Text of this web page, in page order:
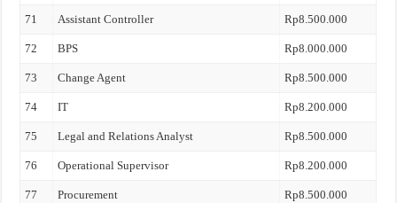
71 Assistant Controller Rp8.500.000
72 BPS Rp8.000.000
73 Change Agent Rp8.500.000
74 IT Rp8.200.000
75 Legal and Relations Analyst Rp8.500.000
76 Operational Supervisor Rp8.200.000
77 Procurement Rp8.500.000